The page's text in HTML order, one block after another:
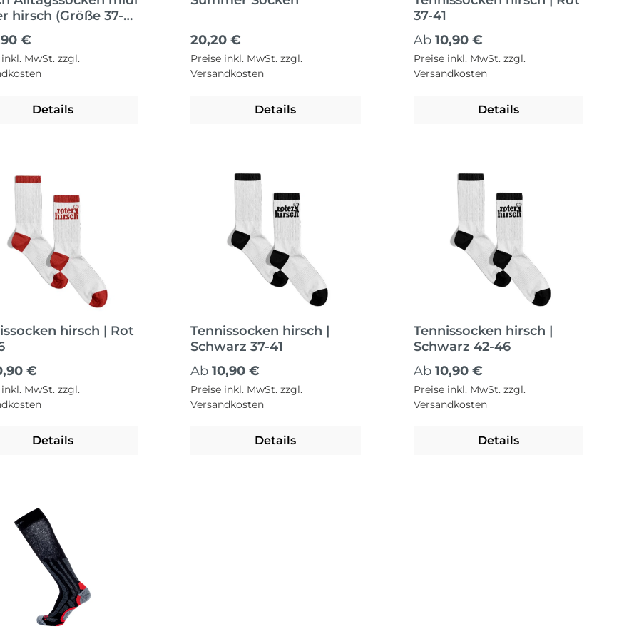
hirsch (Größe 37-
Schwarz
Preis:
€
MwSt. zzgl.
Details
Regulärer Preis:
20,20 €
Preise inkl. MwSt. zzgl.
Versandkosten
Details
37-41
Regulärer Preis:
Ab 10,90 €
Preise inkl. MwSt. zzgl.
Versandkosten
Details
hirsch | Rot
Preis:
€
MwSt. zzgl.
Details
Tennissocken hirsch |
Schwarz 37-41
Regulärer Preis:
Ab10,90 €
Preise inkl. MwSt. zzgl.
Versandkosten
Details
Tennissocken hirsch |
Schwarz 42-46
Regulärer Preis:
Ab 10,90 €
Preise inkl. MwSt. zzgl.
Versandkosten
Details